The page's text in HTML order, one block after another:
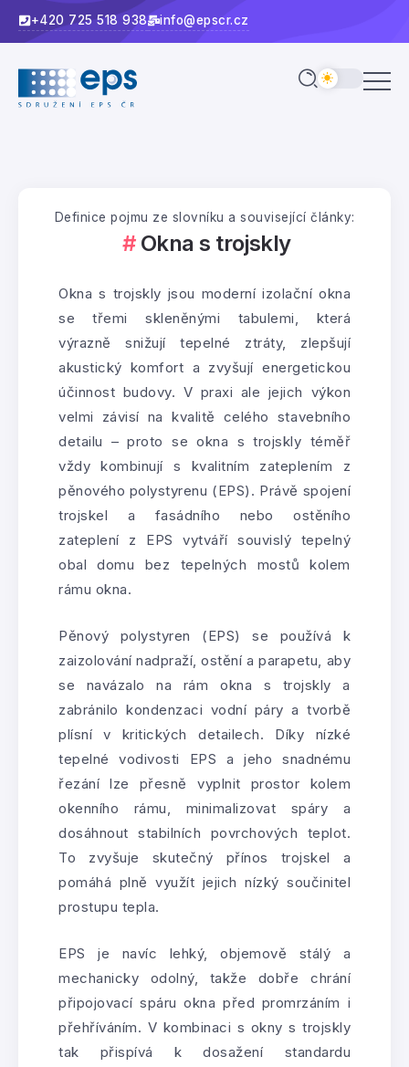
+420 725 518 938 info@epscr.cz
Definice pojmu ze slovníku a související články:
Okna s trojskly
Okna s trojskly jsou moderní izolační okna
se třemi skleněnými tabulemi, která
výrazně snižují tepelné ztráty, zlepšují
akustický komfort a zvyšují energetickou
účinnost budovy. V praxi ale jejich výkon
velmi závisí na kvalitě celého stavebního
detailu – proto se okna s trojskly téměř
vždy kombinují s kvalitním zateplením z
pěnového polystyrenu (EPS). Právě spojení
trojskel a fasádního nebo ostěního
zateplení z EPS vytváří souvislý tepelný
obal domu bez tepelných mostů kolem
rámu okna.
Pěnový polystyren (EPS) se používá k
zaizolování nadpraží, ostění a parapetu, aby
se navázalo na rám okna s trojskly a
zabránilo kondenzaci vodní páry a tvorbě
plísní v kritických detailech. Díky nízké
tepelné vodivosti EPS a jeho snadnému
řezání lze přesně vyplnit prostor kolem
okenního rámu, minimalizovat spáry a
dosáhnout stabilních povrchových teplot.
To zvyšuje skutečný přínos trojskel a
pomáhá plně využít jejich nízký součinitel
prostupu tepla.
EPS je navíc lehký, objemově stálý a
mechanicky odolný, takže dobře chrání
připojovací spáru okna před promrzáním i
přehříváním. V kombinaci s okny s trojskly
tak přispívá k dosažení standardu